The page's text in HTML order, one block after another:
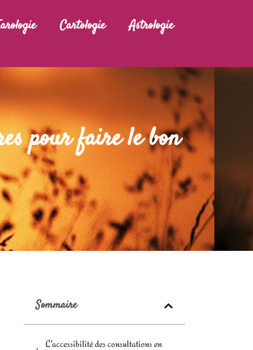
Cartologie Astrologie
pour faire le bon
Sommaire
L'accessibilité des consultations en